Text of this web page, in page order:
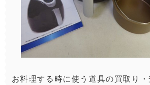
お料理する時に使う道具の買取り・